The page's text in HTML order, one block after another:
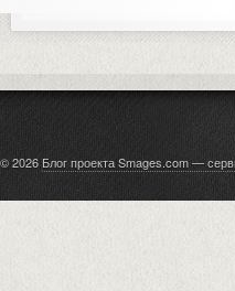
© 2026 Блог проекта Smages.com —